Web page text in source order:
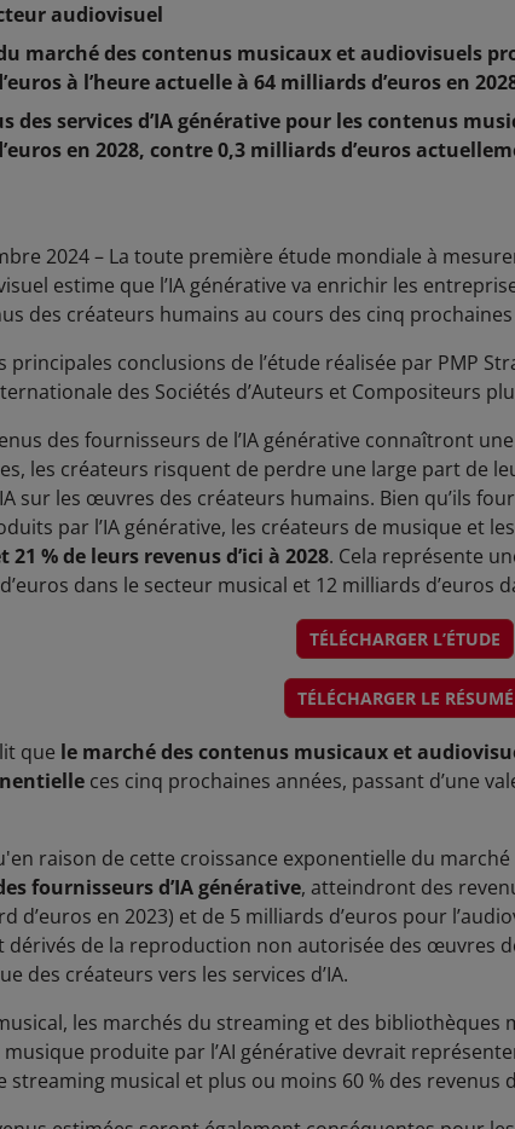
audiovisuel
marché des contenus musicaux et audiovisuels
à l’heure actuelle à 64 milliards d’euros en
des services d’IA générative pour les contenus
en 2028, contre 0,3 milliards d’euros
2024 – La toute première étude mondiale à
estime que l’IA générative va enrichir les
des créateurs humains au cours des cinq
principales conclusions de l’étude réalisée par PMP
des Sociétés d’Auteurs et Compositeurs
des fournisseurs de l’IA générative connaîtront
les créateurs risquent de perdre une large part de
sur les œuvres des créateurs humains. Bien qu’ils
par l’IA générative, les créateurs de musique et
21 % de leurs revenus d’ici à 2028. Cela représente
dans le secteur musical et 12 milliards d’euros
TÉLÉCHARGER L’ÉTUDE
TÉLÉCHARGER LE RÉSUMÉ
que le marché des contenus musicaux et
ces cinq prochaines années, passant d’une
raison de cette croissance exponentielle du
fournisseurs d’IA générative, atteindront des
d’euros en 2023) et de 5 milliards d’euros pour
dérivés de la reproduction non autorisée des œuvres
des créateurs vers les services d’IA.
les marchés du streaming et des bibliothèques
musique produite par l’AI générative devrait
musical et plus ou moins 60 % des revenus